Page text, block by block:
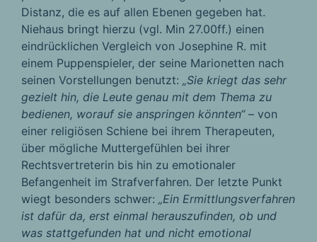
Distanz, die es auf allen Ebenen gegeben hat.
Niehaus bringt hierzu (vgl. Min 27.00ff.) einen
eindrücklichen Vergleich von Josephine R. mit
einem Puppenspieler, der seine Marionetten nach
seinen Vorstellungen benutzt: „Sie kriegt das sehr
gezielt hin, die Leute genau mit dem Thema zu
bedienen, worauf sie anspringen könnten“– von
einer religiösen Schiene bei ihrem Therapeuten,
über mögliche Muttergefühlen bei ihrer
Rechtsvertreterin bis hin zu emotionaler
Befangenheit im Strafverfahren. Der letzte Punkt
wiegt besonders schwer: „Ein Ermittlungsverfahren
ist dafür da, erst einmal herauszufinden, ob und
was stattgefunden hat und nicht emotional